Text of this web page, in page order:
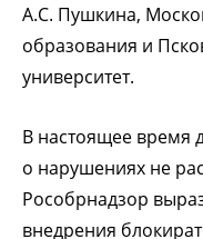
А.С. Пушкина,
образования и
университет.
В настоящее время
о нарушениях не
Рособрнадзор
внедрения